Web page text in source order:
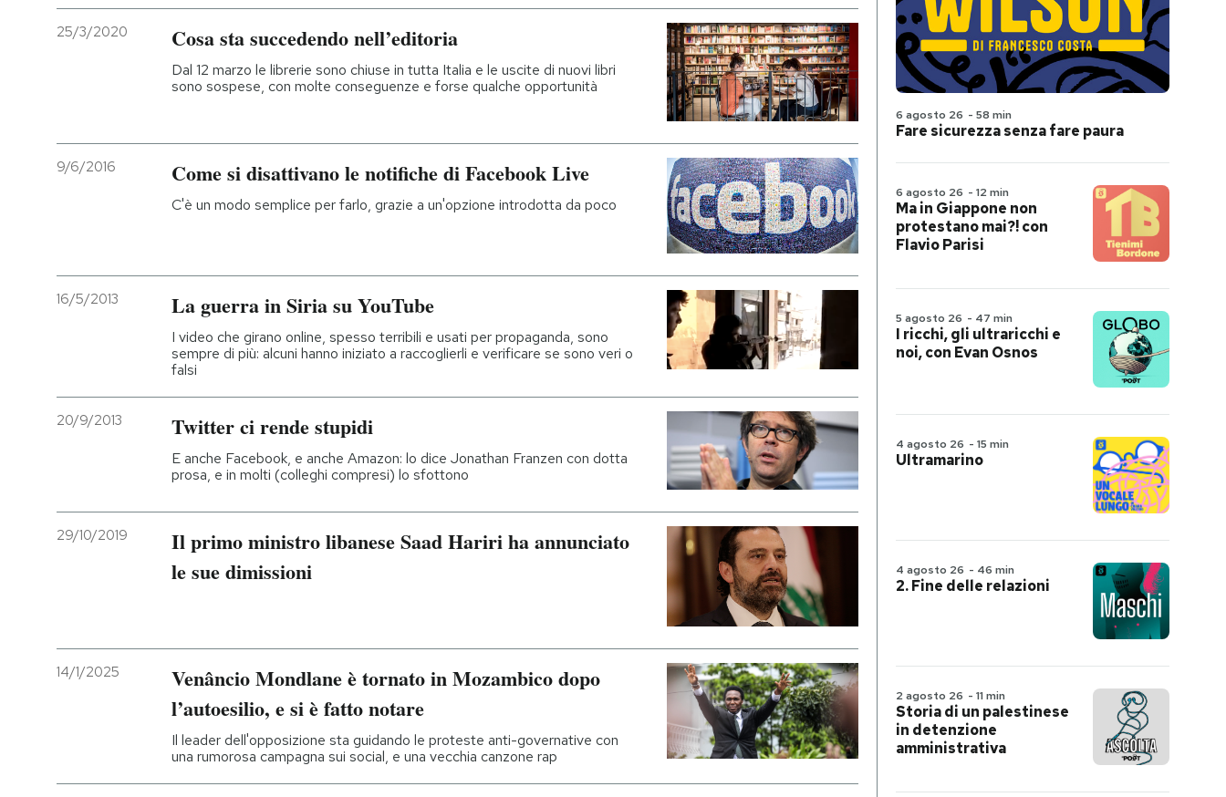
25/3/2020 Cosa sta succedendo nell’editoria
Dal 12 marzo le librerie sono chiuse in tutta Italia e le uscite di nuovi libri
sono sospese, con molte conseguenze e forse qualche opportunità
9/6/2016 Come si disattivano le notifiche di Facebook Live
C'è un modo semplice per farlo, grazie a un'opzione introdotta da poco
16/5/2013 La guerra in Siria su YouTube
I video che girano online, spesso terribili e usati per propaganda, sono
sempre di più: alcuni hanno iniziato a raccoglierli e verificare se sono veri o
falsi
20/9/2013 Twitter ci rende stupidi
E anche Facebook, e anche Amazon: lo dice Jonathan Franzen con dotta
prosa, e in molti (colleghi compresi) lo sfottono
29/10/2019
Il primo ministro libanese Saad Hariri ha annunciato
le sue dimissioni
14/1/2025
Venâncio Mondlane è tornato in Mozambico dopo
l’autoesilio, e si è fatto notare
Il leader dell'opposizione sta guidando le proteste anti-governative con
una rumorosa campagna sui social, e una vecchia canzone rap
6 agosto 26 - 58 min
Fare sicurezza senza fare paura
6 agosto 26 - 12 min
Ma in Giappone non
protestano mai?! con
Flavio Parisi
5 agosto 26 - 47 min
I ricchi, gli ultraricchi e
noi, con Evan Osnos
4 agosto 26 - 15 min
Ultramarino
4 agosto 26 - 46 min
2. Fine delle relazioni
2 agosto 26 - 11 min
Storia di un palestinese
in detenzione
amministrativa